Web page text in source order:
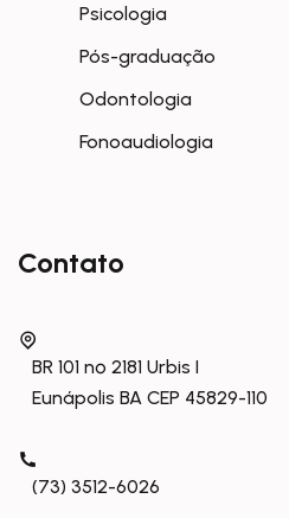
Psicologia
Pós-graduação
Odontologia
Fonoaudiologia
Contato
BR 101 nº 2181 Urbis I
Eunápolis BA CEP 45829-110
(73) 3512-6026